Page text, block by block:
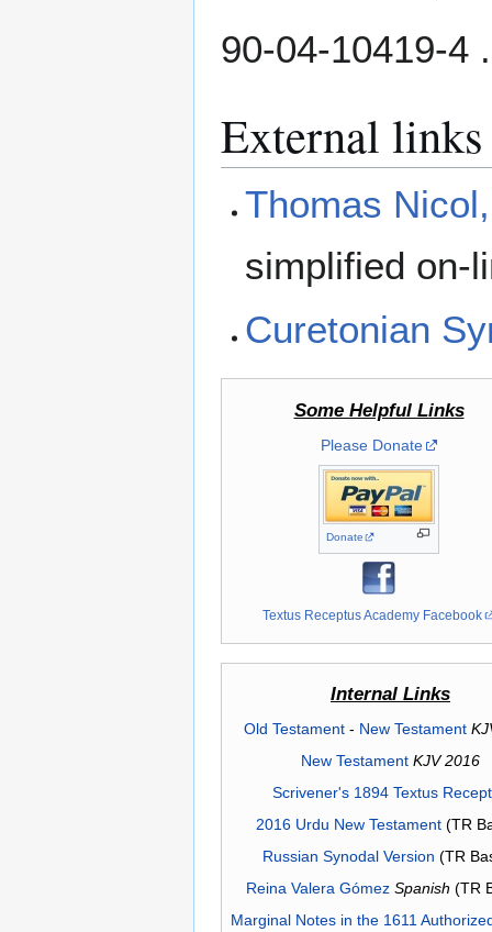
90-04-10419-4 .
External links
Thomas
simplified on-
Curetonian
Some Helpful Links
Please Donate
Donate
Textus Receptus Academy Facebook
Internal Links
Old Testament- New Testament
New Testament KJV 2016
Scrivener's 1894 Textus
2016 Urdu New Testament(TR
Russian Synodal Version (TR
Reina Valera Gómez Spanish (TR
Marginal Notes in the 1611